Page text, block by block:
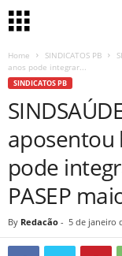
Home SINDICATOS PB
anos pode integrar...
SINDICATOS PB
aposentou
pode
PASEP
By Redacão - 5 de janeiro